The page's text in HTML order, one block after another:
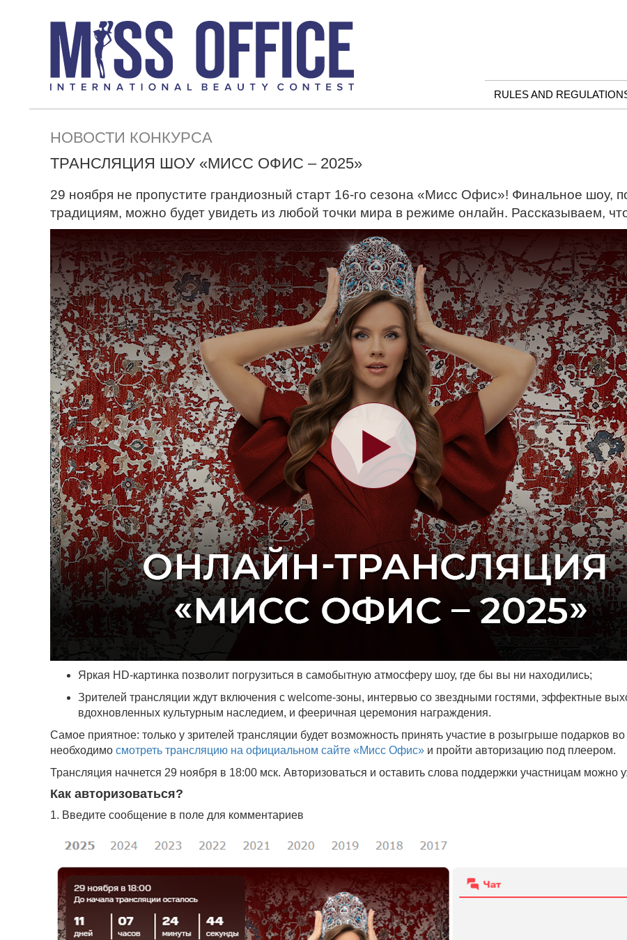
RULES AND
НОВОСТИ КОНКУРСА
ТРАНСЛЯЦИЯ ШОУ «МИСС ОФИС – 2025»
29 ноября не пропустите грандиозный старт 16-го сезона «Мисс Офис»! Финальное шоу,
традициям, можно будет увидеть из любой точки мира в режиме онлайн. Рассказываем,
Яркая HD-картинка позволит погрузиться в самобытную атмосферу шоу, где бы вы ни находились;
Зрителей трансляции ждут включения с welcome-зоны, интервью со звездными гостями, эффектные
вдохновленных культурным наследием, и фееричная церемония награждения.
Самое приятное: только у зрителей трансляции будет возможность принять участие в розыгрыше подарков
необходимо смотреть трансляцию на официальном сайте «Мисс Офис» и пройти авторизацию под плеером.
Трансляция начнется 29 ноября в 18:00 мск. Авторизоваться и оставить слова поддержки участницам можно
Как авторизоваться?
1. Введите сообщение в поле для комментариев